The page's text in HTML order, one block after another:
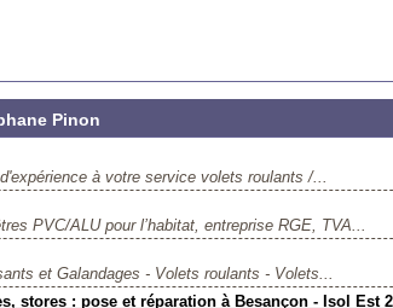
Pinon
à votre service volets roulants /...
PVC/ALU pour l’habitat, entreprise RGE, TVA...
et Galandages - Volets roulants - Volets...
stores : pose et réparation à Besançon - Isol Est